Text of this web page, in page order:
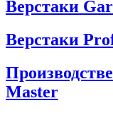
Верстаки
Верстаки
Master